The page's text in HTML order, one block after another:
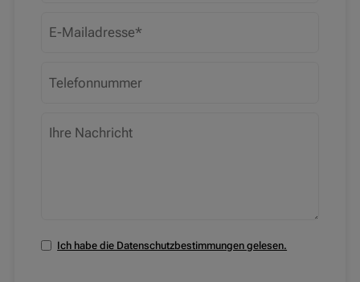
Ich habe die Datenschutzbestimmungen gelesen.